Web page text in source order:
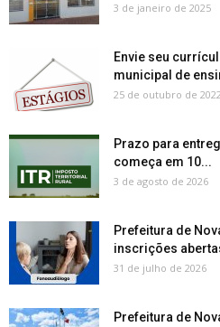
3 de janeiro de 2025
Envie seu
municipal de
25 de outubro de 2022
Prazo para
começa em 10...
3 de agosto de 2026
Prefeitura de
inscrições
31 de julho de 2026
Prefeitura de